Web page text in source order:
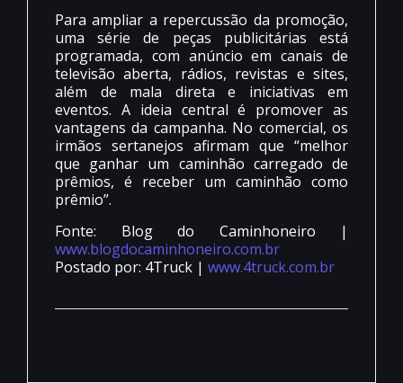
Para ampliar a repercussão da promoção,
uma série de peças publicitárias está
programada, com anúncio em canais de
televisão aberta, rádios, revistas e sites,
além de mala direta e iniciativas em
eventos. A ideia central é promover as
vantagens da campanha. No comercial, os
irmãos sertanejos afirmam que “melhor
que ganhar um caminhão carregado de
prêmios, é receber um caminhão como
prêmio”.
Fonte: Blog do Caminhoneiro |
www.blogdocaminhoneiro.com.br
Postado por: 4Truck | www.4truck.com.br